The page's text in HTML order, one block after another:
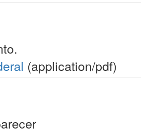
(application/pdf)